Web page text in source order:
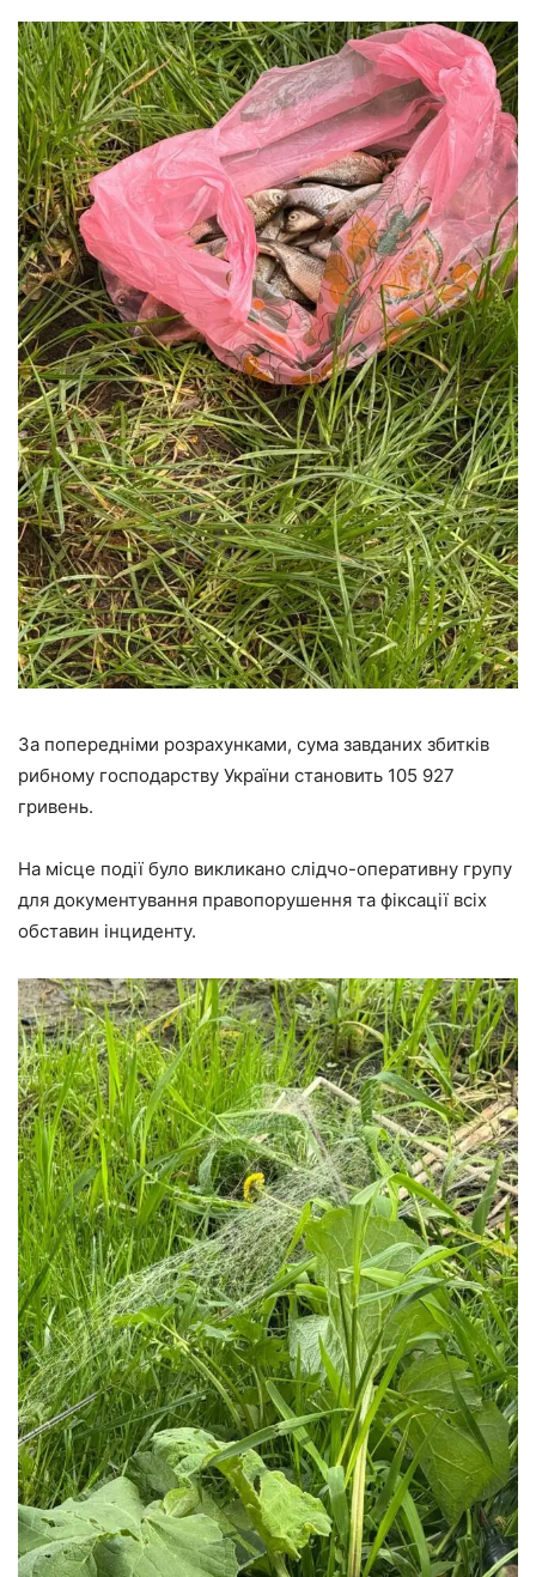
За попередніми розрахунками, сума завданих збитків
рибному господарству України становить 105 927
гривень.
На місце події було викликано слідчо-оперативну групу
для документування правопорушення та фіксації всіх
обставин інциденту.